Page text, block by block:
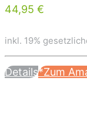
44,95 €
inkl. 19%
Details*Zum